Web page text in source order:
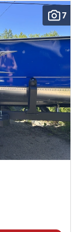
7